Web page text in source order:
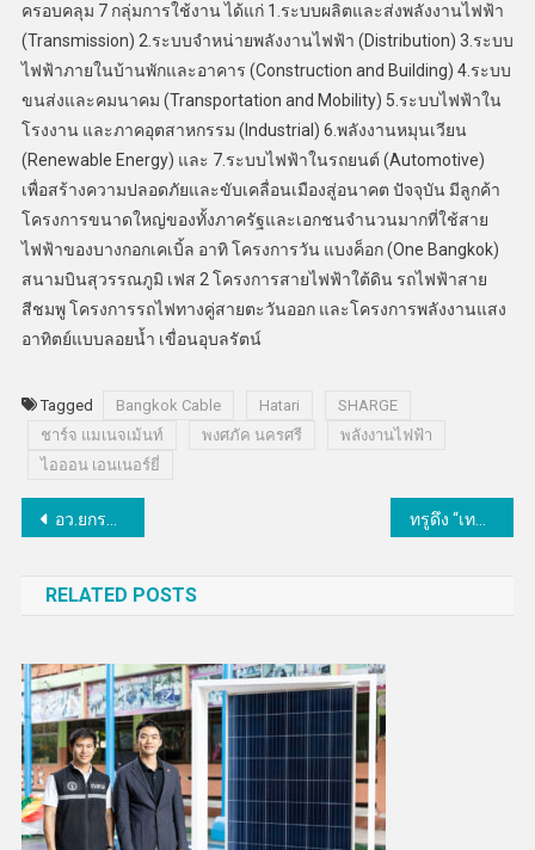
ครอบคลุม 7 กลุ่มการใช้งาน ได้แก่ 1.ระบบผลิตและส่งพลังงานไฟฟ้า
(Transmission) 2.ระบบจำหน่ายพลังงานไฟฟ้า (Distribution) 3.ระบบ
ไฟฟ้าภายในบ้านพักและอาคาร (Construction and Building) 4.ระบบ
ขนส่งและคมนาคม (Transportation and Mobility) 5.ระบบไฟฟ้าใน
โรงงาน และภาคอุตสาหกรรม (Industrial) 6.พลังงานหมุนเวียน
(Renewable Energy) และ 7.ระบบไฟฟ้าในรถยนต์ (Automotive)
เพื่อสร้างความปลอดภัยและขับเคลื่อนเมืองสู่อนาคต ปัจจุบัน มีลูกค้า
โครงการขนาดใหญ่ของทั้งภาครัฐและเอกชนจำนวนมากที่ใช้สาย
ไฟฟ้าของบางกอกเคเบิ้ล อาทิ โครงการวัน แบงค็อก (One Bangkok)
สนามบินสุวรรณภูมิ เฟส 2 โครงการสายไฟฟ้าใต้ดิน รถไฟฟ้าสาย
สีชมพู โครงการรถไฟทางคู่สายตะวันออก และโครงการพลังงานแสง
อาทิตย์แบบลอยน้ำ เขื่อนอุบลรัตน์
Tagged Bangkok Cable Hatari
SHARGE
ชาร์จ แมเนจเม้นท์
พงศภัค นครศรี
พลังงานไฟฟ้า
ไอออน เอนเนอร์ยี่
แนะแนว
อว.ยกระดับ Thailand Space Week 2024 ตั้งเป้าไทยเป็นจุดหมายเชื่อมโยง “อวกาศ-โอกาส ทรูดึง “เทนนิส” สู่ครอบครัวทรู ชูแนวคิด “คิดอย่างแชมป์ ทำอย่างแชมป์”
RELATED POSTS